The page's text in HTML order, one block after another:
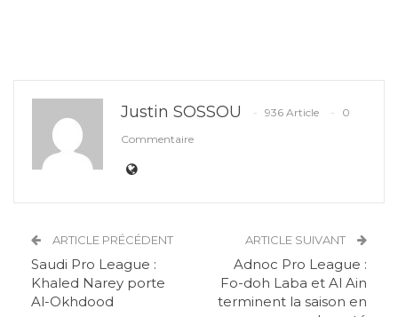
Justin SOSSOU 936 Article
0
Commentaire
ARTICLE PRÉCÉDENT
Saudi Pro League :
Khaled Narey porte
Al-Okhdood
ARTICLE SUIVANT
Adnoc Pro League :
Fo-doh Laba et Al Ain
terminent la saison en